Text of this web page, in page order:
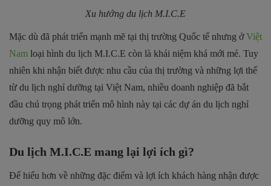
Xu hướng du lịch M.I.C.E
Mặc dù đã phát triển mạnh mẽ tại thị trường Quốc tế nhưng ởViệt
Nam loại hình du lịch M.I.C.E còn là khái niệm khá mới mẻ. Tuy
nhiên khi nhận biết được nhu cầu của thị trường và những lợi thế
từ du lịch nghỉ dưỡng tại Việt Nam, nhiều doanh nghiệp đã bắt
đầu chú trọng phát triển mô hình này tại các dự án du lịch nghỉ
dưỡng quy mô lớn.
Du lịch M.I.C.E mang lại lợi ích gì?
Để hiểu hơn về những đặc điểm và lợi ích khách hàng nhận được